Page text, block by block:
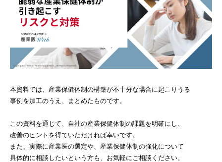
本資料では、産業保健体制の構築が不十分な場合に起こりうる
事例を加工のうえ、まとめたものです。
この資料を通じて、自社の産業保健体制の課題を明確にし、
改善のヒントを得ていただければ幸いです。
また、実際に産業医の選定や、産業保健体制の強化について
具体的に相談したいという方も、お気軽にご相談ください。